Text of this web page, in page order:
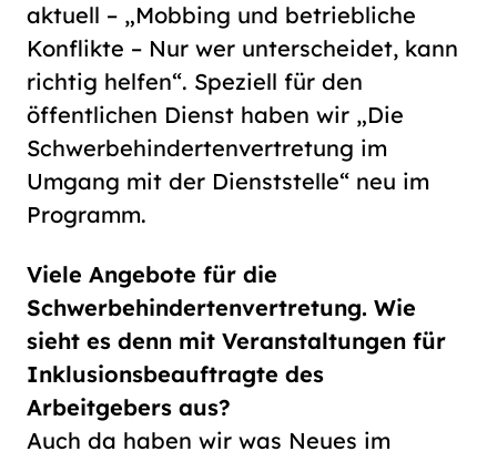
aktuell – „Mobbing und betriebliche
Konflikte – Nur wer unterscheidet, kann
richtig helfen“. Speziell für den
öffentlichen Dienst haben wir „Die
Schwerbehindertenvertretung im
Umgang mit der Dienststelle“ neu im
Programm.
Viele Angebote für die
Schwerbehindertenvertretung. Wie
sieht es denn mit Veranstaltungen für
Inklusionsbeauftragte des
Arbeitgebers aus?
Auch da haben wir was Neues im